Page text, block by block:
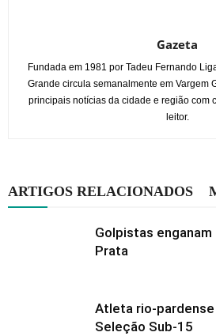
Gazeta
Fundada em 1981 por Tadeu Fernando
Grande circula semanalmente em Vargem
principais notícias da cidade e região com
leitor.
ARTIGOS RELACIONADOS
Golpistas
Prata
Atleta rio-
Seleção Sub-15